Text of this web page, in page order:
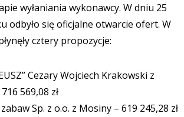
wyłaniania wykonawcy. W dniu 25
odbyło się oficjalne otwarcie ofert. W
cztery propozycje:
Cezary Wojciech Krakowski z
569,08 zł
Sp. z o.o. z Mosiny – 619 245,28 zł